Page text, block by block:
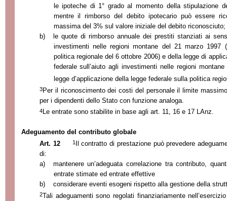
le ipoteche di 1° grado al momento della stipulazione
mentre il rimborso del debito ipotecario può essere
massima del 3% sul valore iniziale del debito riconosciuto;
b)
le quote di rimborso annuale dei prestiti stanziati ai
investimenti nelle regioni montane del 21 marzo 1997
politica regionale del 6 ottobre 2006) e della legge di
federale sull’aiuto agli investimenti nelle regioni
legge d’applicazione della legge federale sulla politica
3Per il riconoscimento dei costi del personale il limite
per i dipendenti dello Stato con funzione analoga.
4Le entrate sono stabilite in base agli art. 11, 16 e 17 LAnz.
Adeguamento del contributo globale
Art. 12
1 Il contratto di prestazione può prevedere
di:
a)
mantenere un’adeguata correlazione tra contributo,
entrate stimate ed entrate effettive
b)
considerare eventi esogeni rispetto alla gestione della
2Tali adeguamenti sono regolati finanziariamente